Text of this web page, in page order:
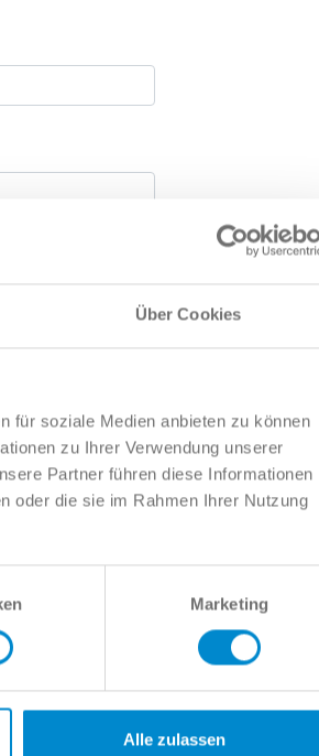
Über Cookies
für soziale Medien anbieten zu können
zu Ihrer Verwendung unserer
Partner führen diese Informationen
oder die sie im Rahmen Ihrer Nutzung
Marketing
Alle zulassen